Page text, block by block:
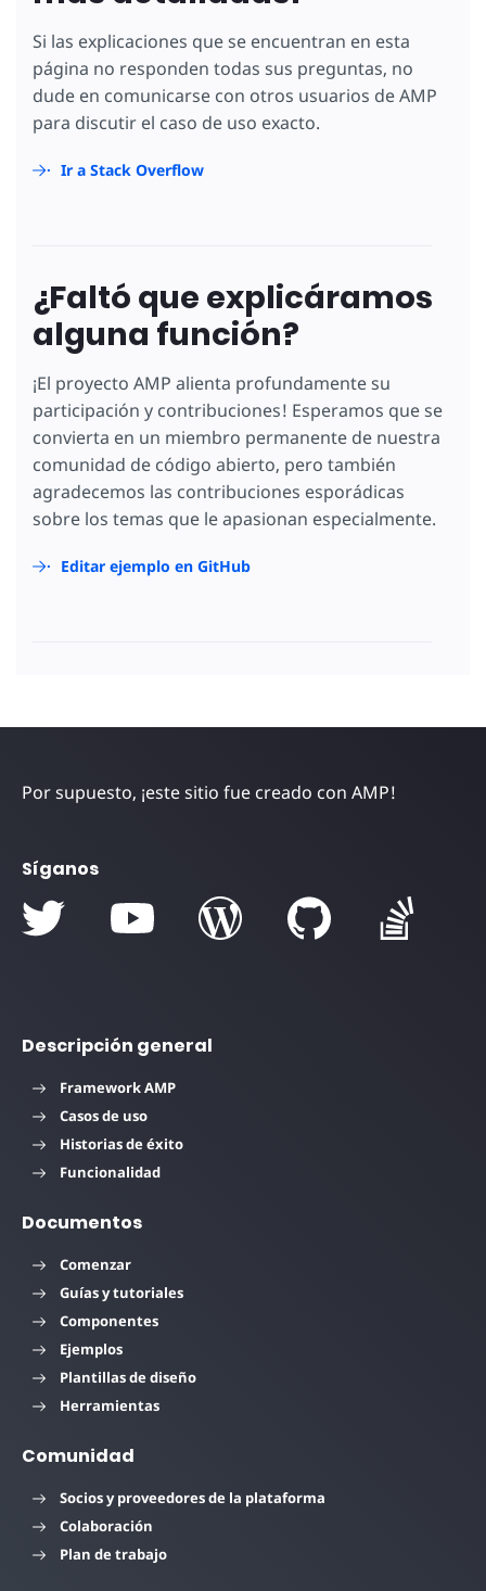
Si las explicaciones que se encuentran en esta
página no responden todas sus preguntas, no
dude en comunicarse con otros usuarios de AMP
para discutir el caso de uso exacto.
Ir a Stack Overflow
¿Faltó que explicáramos
alguna función?
¡El proyecto AMP alienta profundamente su
participación y contribuciones! Esperamos que se
convierta en un miembro permanente de nuestra
comunidad de código abierto, pero también
agradecemos las contribuciones esporádicas
sobre los temas que le apasionan especialmente.
Editar ejemplo en GitHub
Por supuesto, ¡este sitio fue creado con AMP!
Síganos
Descripción general
Framework AMP
Casos de uso
Historias de éxito
Funcionalidad
Documentos
Comenzar
Guías y tutoriales
Componentes
Ejemplos
Plantillas de diseño
Herramientas
Comunidad
Socios y proveedores de la plataforma
Colaboración
Plan de trabajo